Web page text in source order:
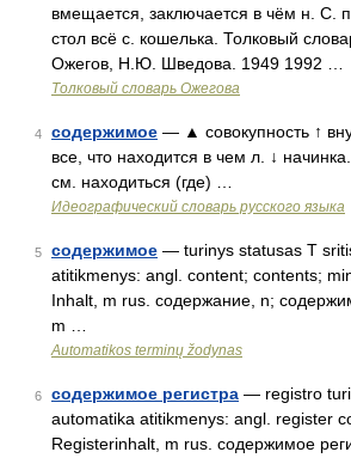
вмещается, заключается в чём н. С.
стол всё с. кошелька. Толковый
Ожегов, Н.Ю. Шведова. 1949 1992 …
Толковый словарь Ожегова
4 содержимое — ▲ совокупность ↑
все, что находится в чем л. ↓
см. находиться (где) …
Идеографический словарь русского языка
5 содержимое — turinys statusas T
atitikmenys: angl. content; contents;
Inhalt, m rus. содержание, n;
m …
Automatikos terminų žodynas
6 содержимое регистра — registro
automatika atitikmenys: angl. register
Registerinhalt, m rus. содержимое